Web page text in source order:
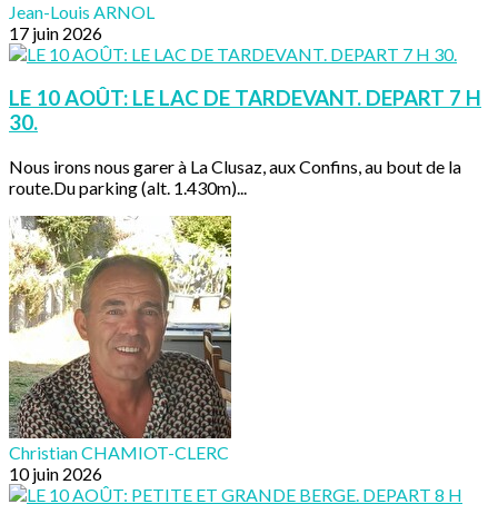
Jean-Louis ARNOL
17 juin 2026
LE 10 AOÛT: LE LAC DE TARDEVANT. DEPART 7 H
30.
Nous irons nous garer à La Clusaz, aux Confins, au bout de la
route.Du parking (alt. 1.430m)...
Christian CHAMIOT-CLERC
10 juin 2026